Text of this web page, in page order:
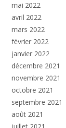
mai 2022
avril 2022
mars 2022
février 2022
janvier 2022
décembre 2021
novembre 2021
octobre 2021
septembre 2021
août 2021